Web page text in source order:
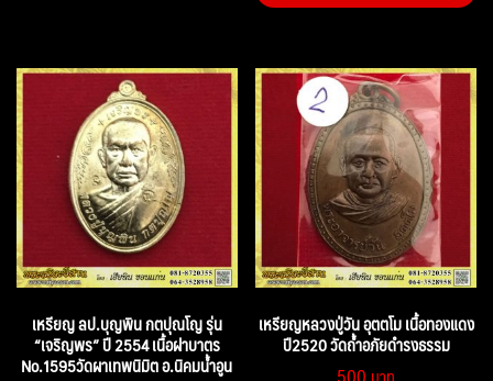
เหรียญ ลป.บุญพิน กตปุณโญ รุ่น
“เจริญพร” ปี 2554 เนื้อฝาบาตร
No.1595วัดผาเทพนิมิต อ.นิคมน้ำอูน
เหรียญหลวงปู่วัน อุตตโม เนื้อทองแดง
ปี2520 วัดถ้ำอภัยดำรงธรรม